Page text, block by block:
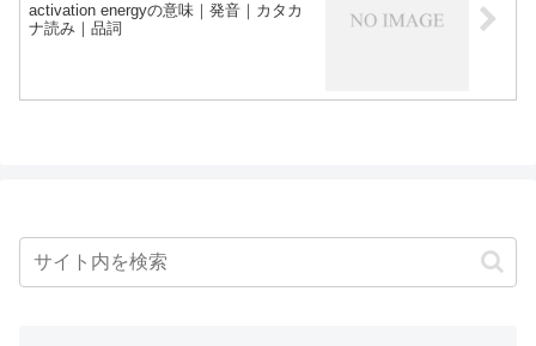
activation energyの意味｜発音｜カタカ
ナ読み｜品詞